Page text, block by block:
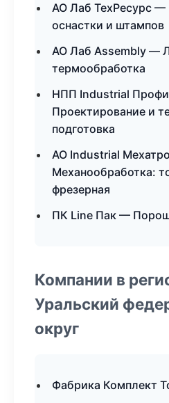
АО Лаб ТехРесурс —
оснастки и штампов
АО Лаб Assembly —
термообработка
НПП Industrial
Проектирование и
подготовка
АО Industrial
Механообработка:
фрезерная
ПК Line Пак —
Компании в
Уральский
округ
Фабрика Комплект